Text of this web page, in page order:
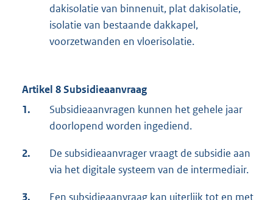
dakisolatie van binnenuit, plat dakisolatie,
isolatie van bestaande dakkapel,
voorzetwanden en vloerisolatie.
Artikel 8 Subsidieaanvraag
1.
Subsidieaanvragen kunnen het gehele jaar
doorlopend worden ingediend.
2.
De subsidieaanvrager vraagt de subsidie aan
via het digitale systeem van de intermediair.
3. Een subsidieaanvraag kan uiterlijk tot en met